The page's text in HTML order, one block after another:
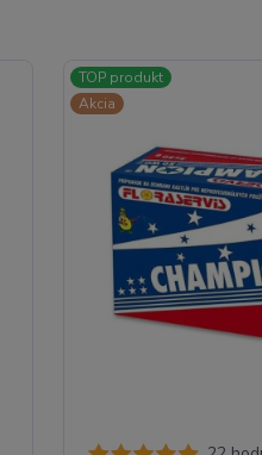
TOP produkt
Akcia